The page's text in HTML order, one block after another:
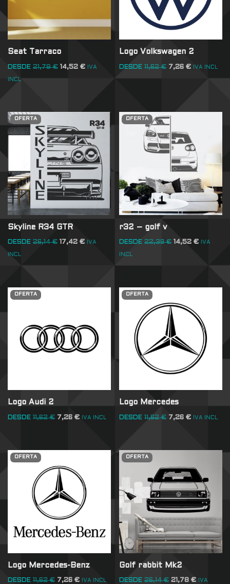
Seat Tarraco
DESDE 21,78€ 14,52 € IVA
INCL
Logo Volkswagen 2
DESDE 11,62€ 7,26€ IVA INCL
OFERTA
Skyline R34 GTR
DESDE 26,14€ 17,42 € IVA
INCL
OFERTA
r32 – golf v
DESDE 22,39€ 14,52€ IVA
INCL
OFERTA
Logo Audi 2
DESDE 11,62€ 7,26 € IVA INCL
OFERTA
Logo Mercedes
DESDE 11,62€ 7,26€ IVA INCL
OFERTA
Logo Mercedes-Benz
DESDE 11,62€ 7,26 € IVA INCL
OFERTA
Golf rabbit Mk2
DESDE 26,14€ 21,78€ IVA